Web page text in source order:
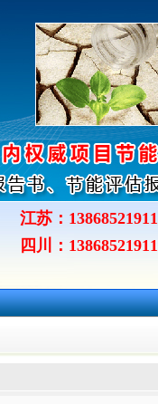
江苏：13868521911
四川：13868521911